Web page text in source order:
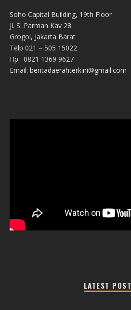
Soho Capital Building, 19th Floor
Jl. S. Parman Kav 28
Grogol, Jakarta Barat
Telp 021 – 505 15022
Hp : 0821 1369 9627
Email: beritadaerahterkini@gmail.com
LATEST POST